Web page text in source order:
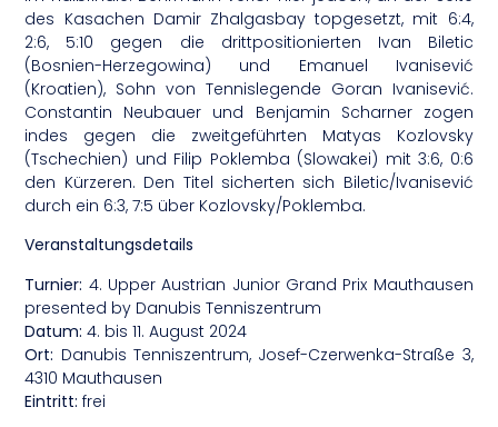
des Kasachen Damir Zhalgasbay topgesetzt, mit 6:4,
2:6, 5:10 gegen die drittpositionierten Ivan Biletic
(Bosnien-Herzegowina) und Emanuel Ivanisević
(Kroatien), Sohn von Tennislegende Goran Ivanisević.
Constantin Neubauer und Benjamin Scharner zogen
indes gegen die zweitgeführten Matyas Kozlovsky
(Tschechien) und Filip Poklemba (Slowakei) mit 3:6, 0:6
den Kürzeren. Den Titel sicherten sich Biletic/Ivanisević
durch ein 6:3, 7:5 über Kozlovsky/Poklemba.
Veranstaltungsdetails
Turnier: 4. Upper Austrian Junior Grand Prix Mauthausen
presented by Danubis Tenniszentrum
Datum: 4. bis 11. August 2024
Ort: Danubis Tenniszentrum, Josef-Czerwenka-Straße 3,
4310 Mauthausen
Eintritt: frei